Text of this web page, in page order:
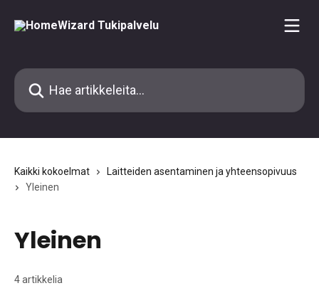
Hae artikkeleita...
Kaikki kokoelmat
Laitteiden asentaminen ja yhteensopivuus
Yleinen
Yleinen
4 artikkelia